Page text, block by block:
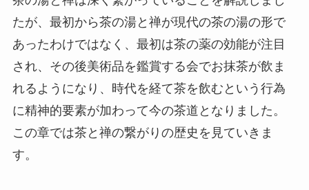
たが、最初から茶の湯と禅が現代の茶の湯の形で
あったわけではなく、最初は茶の薬の効能が注目
され、その後美術品を鑑賞する会でお抹茶が飲ま
れるようになり、時代を経て茶を飲むという行為
に精神的要素が加わって今の茶道となりました。
この章では茶と禅の繋がりの歴史を見ていきま
す。